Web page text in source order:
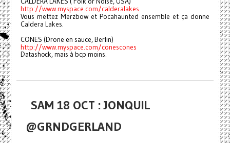
http://www.myspace.com/calderalakes
Vous mettez Merzbow et Pocahaunted ensemble et ça donne
Caldera Lakes.
CONES (Drone en sauce, Berlin)
http://www.myspace.com/conescones
Datashock, mais à bcp moins.
SAM 18 OCT : JONQUIL
@GRNDGERLAND